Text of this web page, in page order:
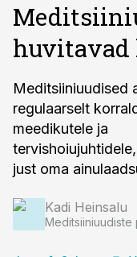
huvitavad
Meditsiiniuudised
regulaarselt
meedikutele ja
just oma
Kadi Heinsalu
Meditsiiniuudiste